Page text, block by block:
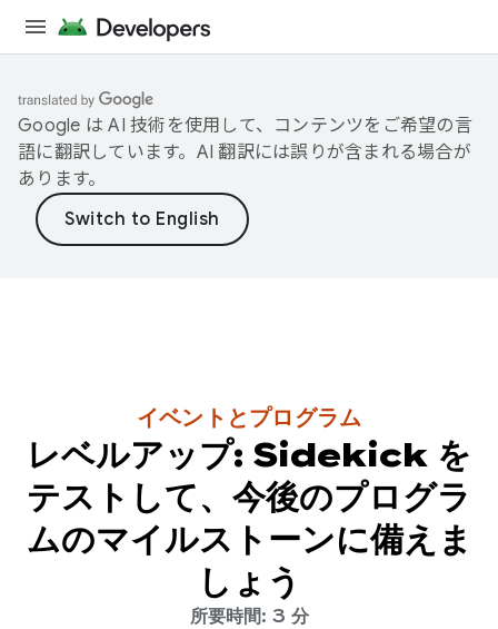
Google は AI 技術を使用して、コンテンツをご希望の言
語に翻訳しています。AI 翻訳には誤りが含まれる場合が
あります。
イベントとプログラム
レベルアップ: Sidekick を
テストして、今後のプログラ
ムのマイルストーンに備えま
しょう
所要時間: 3 分